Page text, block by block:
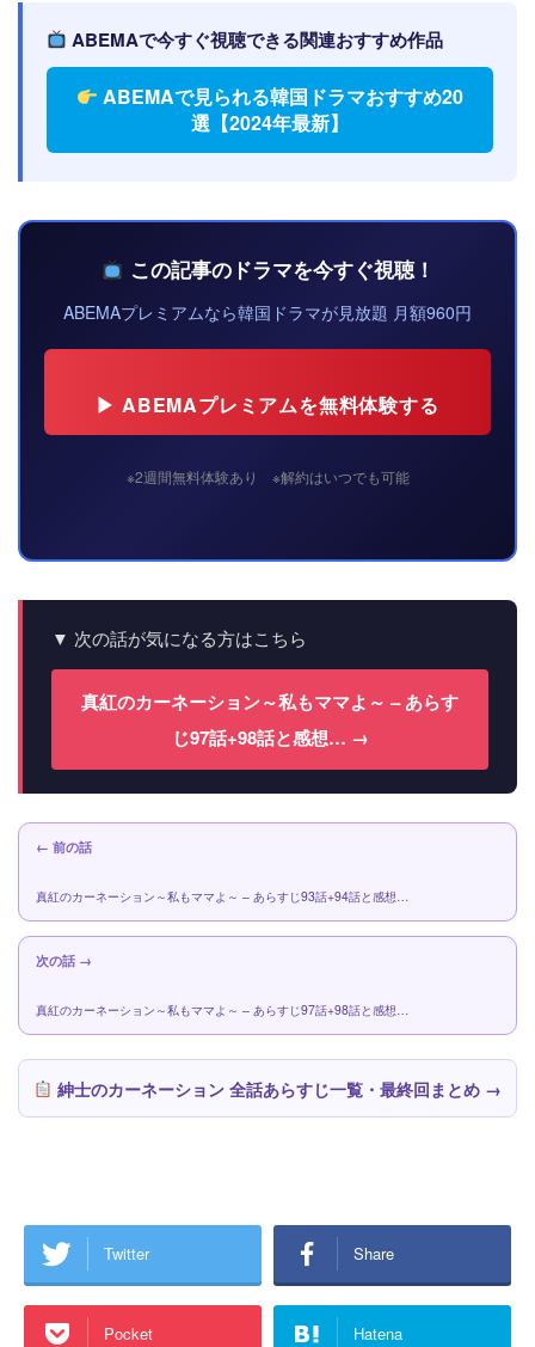
ABEMAで今すぐ視聴できる関連おすすめ作品
ABEMAで見られる韓国ドラマおすすめ20
選【2024年最新】
この記事のドラマを今すぐ視聴！
ABEMAプレミアムなら韓国ドラマが見放題 月額960円
▶ ABEMAプレミアムを無料体験する
※2週間無料体験あり ※解約はいつでも可能
▼ 次の話が気になる方はこちら
真紅のカーネーション～私もママよ～ – あらす
じ97話+98話と感想… →
← 前の話
真紅のカーネーション～私もママよ～ – あらすじ93話+94話と感想…
次の話 →
真紅のカーネーション～私もママよ～ – あらすじ97話+98話と感想…
紳士のカーネーション 全話あらすじ一覧・最終回まとめ →
Twitter Share
Pocket Hatena